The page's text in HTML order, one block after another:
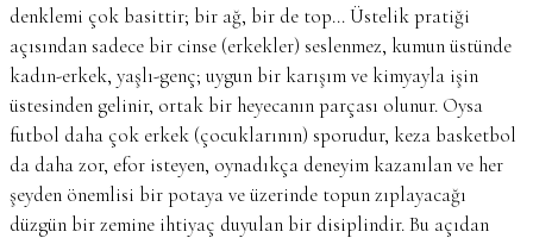
denklemi çok basittir; bir ağ, bir de top… Üstelik pratiği
açısından sadece bir cinse (erkekler) seslenmez, kumun üstünde
kadın-erkek, yaşlı-genç; uygun bir karışım ve kimyayla işin
üstesinden gelinir, ortak bir heyecanın parçası olunur. Oysa
futbol daha çok erkek (çocuklarının) sporudur, keza basketbol
da daha zor, efor isteyen, oynadıkça deneyim kazanılan ve her
şeyden önemlisi bir potaya ve üzerinde topun zıplayacağı
düzgün bir zemine ihtiyaç duyulan bir disiplindir. Bu açıdan